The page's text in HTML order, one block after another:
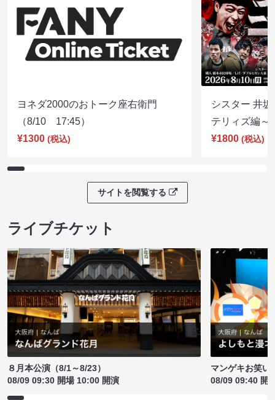
ヨネダ2000のおトーク座右衛門
（8/10 17:45）
¥1300 (税込)
シスター 井
テリィズ編
¥1800 (税込)
サイトを閲覧する
ライブチケット
８月本公演（8/1～8/23）
08/09 09:30 開場 10:00 開演
マンゲキお笑い
08/09 09:40 開